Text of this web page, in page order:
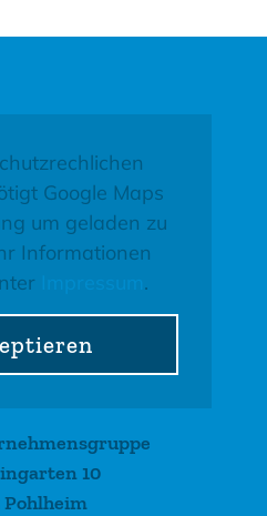
Google Maps
um geladen zu
Informationen
.
10
Pohlheim